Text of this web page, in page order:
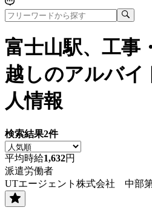
富士山駅、工事
越しのアルバイ
人情報
検索結果2件
平均時給1,632円
派遣労働者
UTエージェント株式会社 中部